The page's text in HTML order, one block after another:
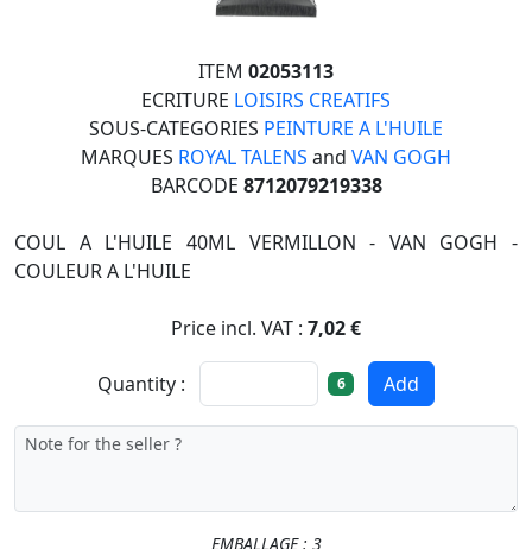
ITEM 02053113
ECRITURE LOISIRS CREATIFS
SOUS-CATEGORIES PEINTURE A L'HUILE
MARQUES ROYAL TALENS and VAN GOGH
BARCODE 8712079219338
COUL A L'HUILE 40ML VERMILLON - VAN GOGH -
COULEUR A L'HUILE
Price incl. VAT : 7,02 €
Quantity : 6 Add
EMBALLAGE : 3